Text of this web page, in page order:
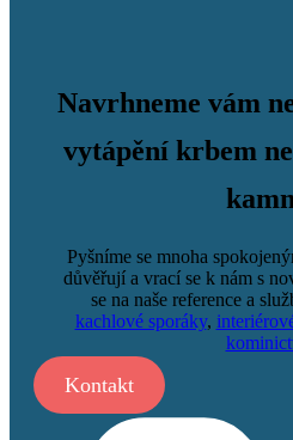
Navrhneme vám
vytápění krbem
Pyšníme se mnoha
důvěřují a vrací se k nám s
se na naše reference a
kachlové sporáky,
Kontakt